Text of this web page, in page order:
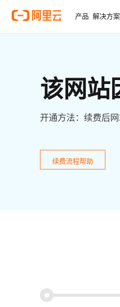
产品 解决方案
该网站
开通方法：续费后
续费流程帮助